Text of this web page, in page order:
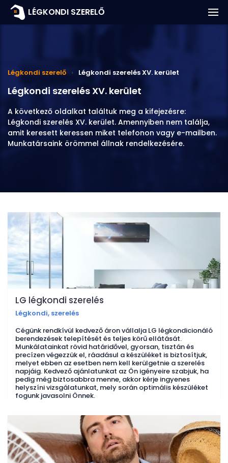
Klíma árak
Szolgáltatások
Légkondi javítás
Kapcsolat
LÉGKONDI SZERELŐ
Légkondi szerelő Légkondi szerelés XV. kerület
Légkondi szerelés XV. kerület
A következő oldalkat találtuk meg a kifejezésre:
Légkondi szerelés XV. kerület. Amennyiben nem találja,
amit keresett keressen miket telefonon vagy e-mailben.
Munkatársaink örömmel állnak rendelkezésére.
LG légkondi szerelés
Légkondi, szerelés
Cégünk rendkívül kedvező áron vállalja LG légkondicionáló
berendezések telepítését és teljes körű ellátását.
Munkálatainkat rövid határidővel, gyorsan, tisztán és
precízen végezzük el, ráadásul a készüléket is biztosítjuk,
melyet ebben az esetben nem kell kerülgetnie a szerelés
napjáig. Kedvező ajánlatunkat az Ön igényeire szabjuk, ha
pedig még biztosabbra menne, akkor kérje ingyenes
helyszíni vizsgálatunkat, mely során optimális készüléket
fogunk javasolni Önnek.